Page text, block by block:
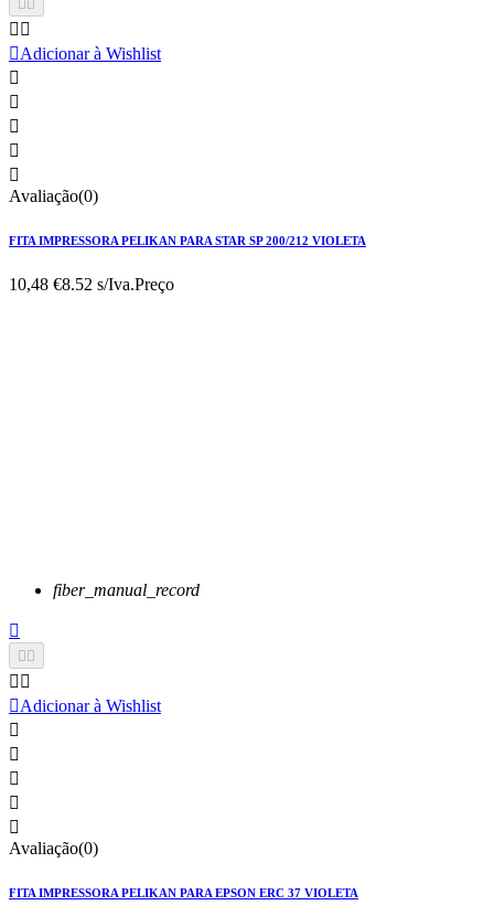

 
Adicionar à Wishlist





Avaliação(0)
FITA IMPRESSORA PELIKAN PARA STAR SP 200/212 VIOLETA
10,48 €8.52 s/Iva.Preço
fiber_manual_record


 
Adicionar à Wishlist





Avaliação(0)
FITA IMPRESSORA PELIKAN PARA EPSON ERC 37 VIOLETA